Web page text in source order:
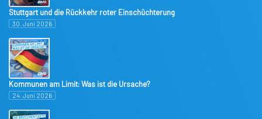
Stuttgart und die Rückkehr roter Einschüchterung
30. Juni 2026
Kommunen am Limit: Was ist die Ursache?
24. Juni 2026